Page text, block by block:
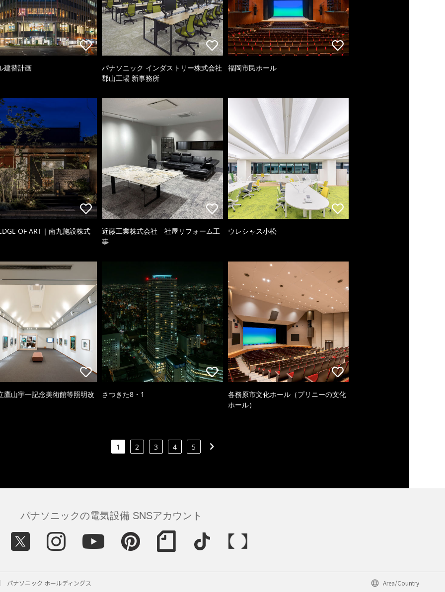
建替計画
パナソニック インダストリー株式会社
郡山工場 新事務所
福岡市民ホール
OF ART｜南九施設株式
近藤工業株式会社 社屋リフォーム工
事
ウレシャス小松
鷹山宇一記念美術館等照明改 さつきた8・1
各務原市文化ホール（プリニーの文化
ホール）
1 2 3 4 5
パナソニックの電気設備 SNSアカウント
パナソニック ホールディングス Area/Country